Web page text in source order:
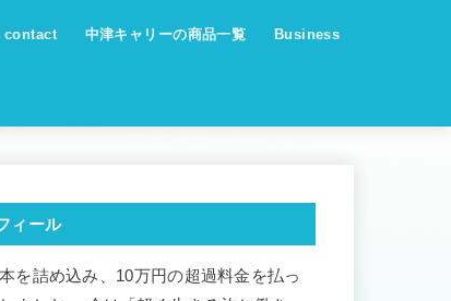
contact 中津キャリーの商品一覧 Business
ィール
を詰め込み、10万円の超過料金を払っ